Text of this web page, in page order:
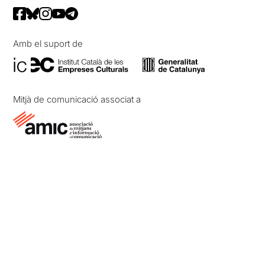
Amb el suport de
Mitjà de comunicació associat a